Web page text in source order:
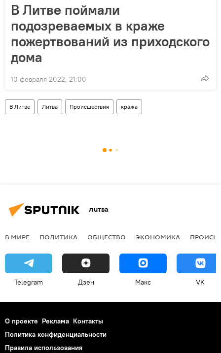
В Литве поймали
подозреваемых в краже
пожертвований из приходского
дома
10 февраля 2022, 21:00
В Литве Литва Происшествия кража
Литва
В МИРЕ ПОЛИТИКА ОБЩЕСТВО ЭКОНОМИКА
Telegram Дзен Макс VK
О проекте Реклама Контакты
Политика конфиденциальности
Правила использования